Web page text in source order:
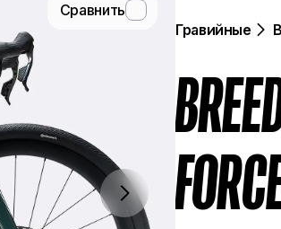
Сравнить
Гравийные